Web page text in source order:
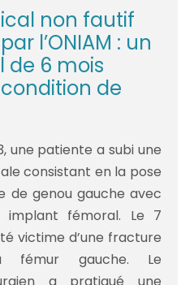
non fautif
l’ONIAM : un
de 6 mois
de
une patiente a subi une
consistant en la pose
de genou gauche avec
implant fémoral. Le 7
victime d’une fracture
fémur gauche. Le
a pratiqué une